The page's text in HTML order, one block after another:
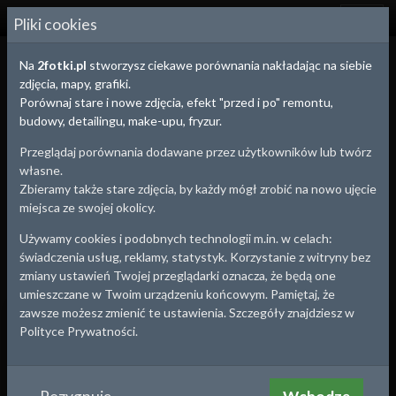
2FOTKI.PL
Ostrzeszów, woj.Wielkopolskie
Ostrzeszów
Pliki cookies
Na 2fotki.pl stworzysz ciekawe porównania nakładając na siebie
zdjęcia, mapy, grafiki.
Porównaj stare i nowe zdjęcia, efekt "przed i po" remontu,
budowy, detailingu, make-upu, fryzur.
Przeglądaj porównania dodawane przez użytkowników lub twórz
własne.
Zbieramy także stare zdjęcia, by każdy mógł zrobić na nowo ujęcie
miejsca ze swojej okolicy.
Używamy cookies i podobnych technologii m.in. w celach:
świadczenia usług, reklamy, statystyk. Korzystanie z witryny bez
zmiany ustawień Twojej przeglądarki oznacza, że będą one
umieszczane w Twoim urządzeniu końcowym. Pamiętaj, że
zawsze możesz zmienić te ustawienia. Szczegóły znajdziesz w
Polityce Prywatności.